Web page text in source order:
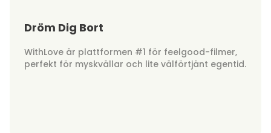
Dröm Dig Bort
WithLove är plattformen #1 för feelgood-filmer,
perfekt för myskvällar och lite välförtjänt egentid.